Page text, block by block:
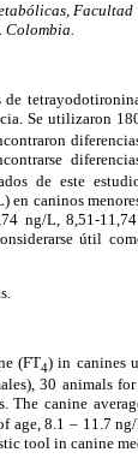
Facultad
Colombia.
de
Se utilizaron
de este
en caninos
ng/L, 8,51-
útil
(FT4) in canines
30 animals
The canine
8.1 – 11.7
tool in canine